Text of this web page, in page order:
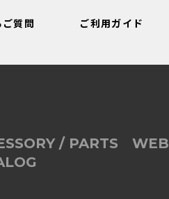
質問 ご利用ガイド
/ PARTS WEB